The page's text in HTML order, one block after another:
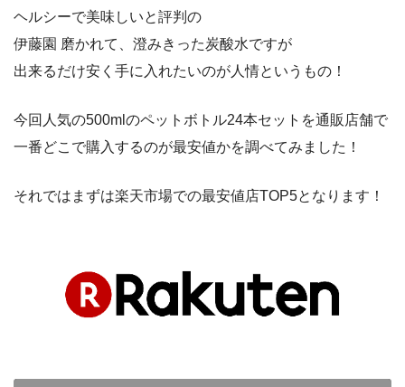
ヘルシーで美味しいと評判の
伊藤園 磨かれて、澄みきった炭酸水ですが
出来るだけ安く手に入れたいのが人情というもの！
今回人気の500mlのペットボトル24本セットを通販店舗で
一番どこで購入するのが最安値かを調べてみました！
それではまずは楽天市場での最安値店TOP5となります！